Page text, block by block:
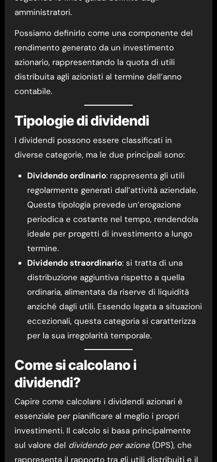
amministratori.
Possiamo definirlo come una componente del
rendimento generato da un investimento
azionario, rappresentando la quota di utili
distribuita agli azionisti al termine dell’anno
contabile.
Tipologie di dividendi
I dividendi possono essere classificati in
diverse categorie, ma le due principali sono:
Dividendo ordinario: rappresenta gli utili
regolarmente generati dall’attività aziendale.
Questa tipologia prevede un’erogazione
periodica e costante nel tempo, rendendola
ideale per progetti di investimento a lungo
termine.
Dividendo straordinario: si tratta di una
distribuzione aggiuntiva rispetto a quella
ordinaria, alimentata da riserve di liquidità
anziché dagli utili. Essendo legata a situazioni
eccezionali, questa categoria si caratterizza
per la sua irregolarità temporale.
Come si calcolano i
dividendi?
Capire come calcolare i dividendi azionari è
essenziale per pianificare al meglio i propri
investimenti. Il calcolo si basa principalmente
sul valore del dividendo per azione(DPS), che
rappresenta il rapporto tra gli utili distribuiti e il